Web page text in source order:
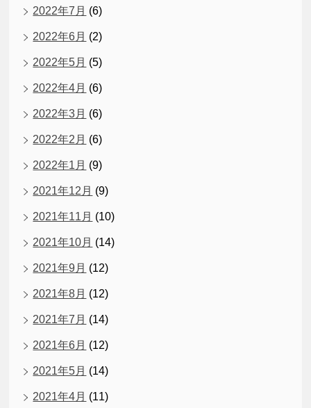
2022年7月 (6)
2022年6月 (2)
2022年5月 (5)
2022年4月 (6)
2022年3月 (6)
2022年2月 (6)
2022年1月 (9)
2021年12月 (9)
2021年11月 (10)
2021年10月 (14)
2021年9月 (12)
2021年8月 (12)
2021年7月 (14)
2021年6月 (12)
2021年5月 (14)
2021年4月 (11)